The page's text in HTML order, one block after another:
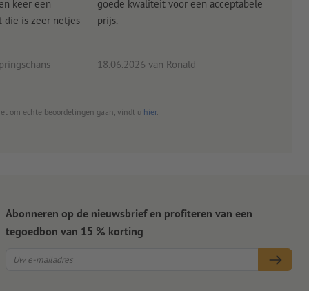
keer een
die is zeer netjes
goede kwaliteit voor een acceptabele
prijs.
18.06.2026 van Ronald
om echte beoordelingen gaan, vindt u hier.
Abonneren op de nieuwsbrief en profiteren van een
tegoedbon van 15 % korting